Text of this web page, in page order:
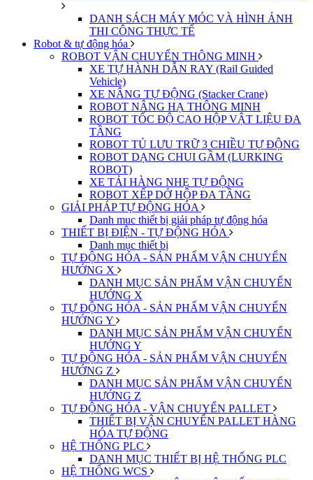
DANH SÁCH MÁY MÓC VÀ HÌNH ẢNH
THI CÔNG THỰC TẾ
Robot & tự động hóa
ROBOT VẬN CHUYỂN THÔNG MINH
XE TỰ HÀNH DẪN RAY (Rail Guided
Vehicle)
XE NÂNG TỰ ĐỘNG (Stacker Crane)
ROBOT NÂNG HẠ THÔNG MINH
ROBOT TỐC ĐỘ CAO HỘP VẬT LIỆU ĐA
TẦNG
ROBOT TỦ LƯU TRỮ 3 CHIỀU TỰ ĐỘNG
ROBOT DẠNG CHUI GẦM (LURKING
ROBOT)
XE TẢI HÀNG NHẸ TỰ ĐỘNG
ROBOT XẾP DỞ HỘP ĐA TẦNG
GIẢI PHÁP TỰ ĐỘNG HÓA
Danh muc thiết bị giải pháp tự động hóa
THIẾT BỊ ĐIỆN - TỰ ĐỘNG HÓA
Danh mục thiết bị
TỰ ĐỘNG HÓA - SẢN PHẨM VẬN CHUYỂN
HƯỚNG X
DANH MỤC SẢN PHẨM VẬN CHUYỂN
HƯỚNG X
TỰ ĐỘNG HÓA - SẢN PHẨM VẬN CHUYỂN
HƯỚNG Y
DANH MỤC SẢN PHẨM VẬN CHUYỂN
HƯỚNG Y
TỰ ĐỘNG HÓA - SẢN PHẨM VẬN CHUYỂN
HƯỚNG Z
DANH MỤC SẢN PHẨM VẬN CHUYỂN
HƯỚNG Z
TỰ ĐỘNG HÓA - VẬN CHUYỂN PALLET
THIẾT BỊ VẬN CHUYỂN PALLET HÀNG
HÓA TỰ ĐỘNG
HỆ THỐNG PLC
DANH MỤC THIẾT BỊ HỆ THỐNG PLC
HỆ THỐNG WCS